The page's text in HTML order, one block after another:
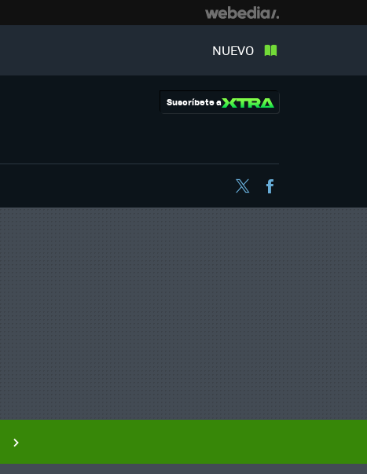
NUEVO
Suscríbete a
Twitter